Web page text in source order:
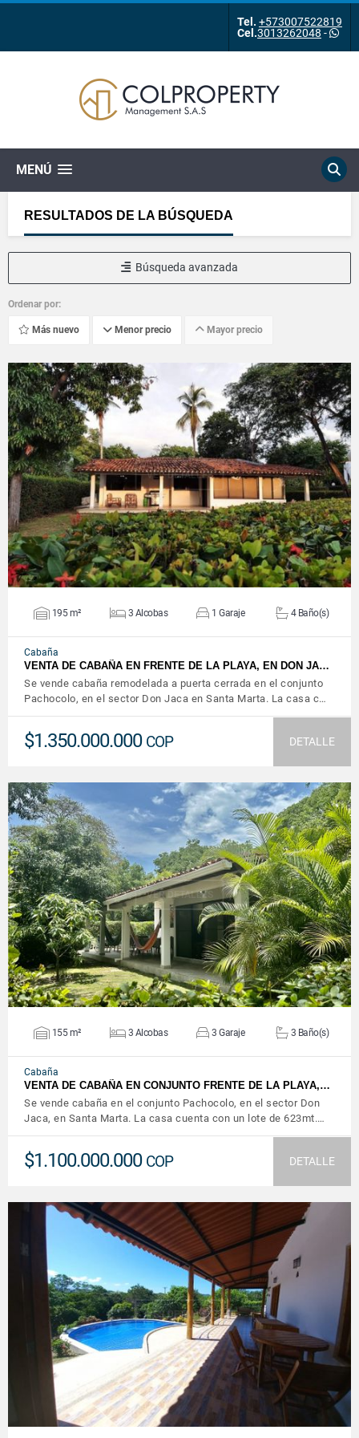
Tel. +573007522819
Cel.3013262048 -
MENÚ
RESULTADOS DE LA BÚSQUEDA
Búsqueda avanzada
Ordenar por:
Más nuevo Menor precio Mayor precio
VER DETALLES
195 m² 3 Alcobas 1 Garaje 4 Baño(s)
Cabaña
VENTA DE CABAÑA EN FRENTE DE LA PLAYA, EN DON JA…
Se vende cabaña remodelada a puerta cerrada en el conjunto
Pachocolo, en el sector Don Jaca en Santa Marta. La casa c…
$1.350.000.000 COP DETALLE
VER DETALLES
155 m² 3 Alcobas 3 Garaje 3 Baño(s)
Cabaña
VENTA DE CABAÑA EN CONJUNTO FRENTE DE LA PLAYA,…
Se vende cabaña en el conjunto Pachocolo, en el sector Don
Jaca, en Santa Marta. La casa cuenta con un lote de 623mt.…
$1.100.000.000 COP DETALLE
VER DETALLES